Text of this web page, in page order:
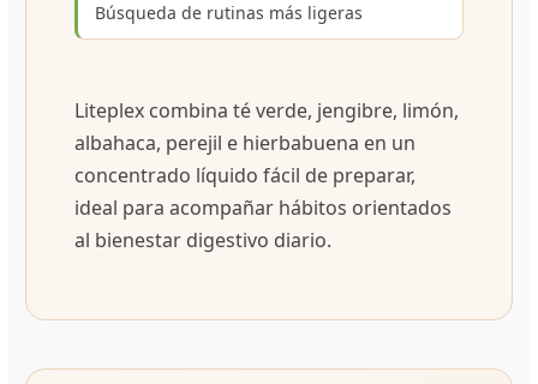
Búsqueda de rutinas más ligeras
Liteplex combina té verde, jengibre, limón,
albahaca, perejil e hierbabuena en un
concentrado líquido fácil de preparar,
ideal para acompañar hábitos orientados
al bienestar digestivo diario.